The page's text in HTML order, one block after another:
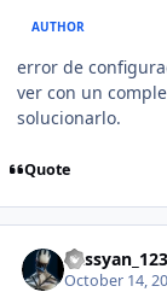
AUTHOR
error de
ver con un
solucionarlo.
Quote
kassyan_123
October 14,